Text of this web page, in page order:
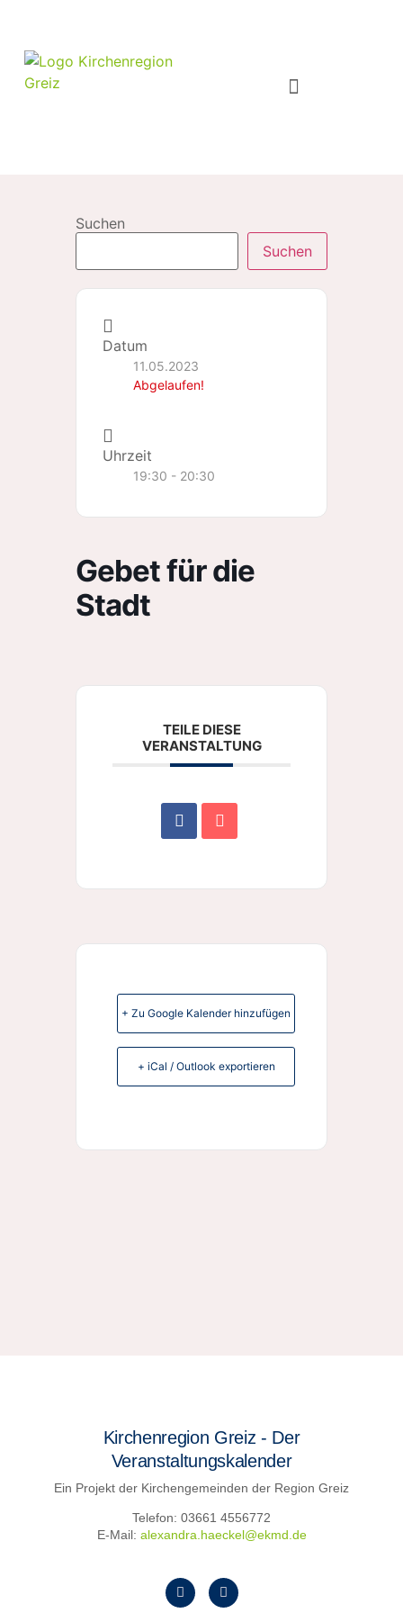
Suchen
Suchen
Datum
11.05.2023
Abgelaufen!
Uhrzeit
19:30 - 20:30
Gebet für die
Stadt
TEILE DIESE
VERANSTALTUNG
+ Zu Google Kalender hinzufügen
+ iCal / Outlook exportieren
Kirchenregion Greiz - Der
Veranstaltungskalender
Ein Projekt der Kirchengemeinden der Region Greiz
Telefon: 03661 4556772
E-Mail: alexandra.haeckel@ekmd.de